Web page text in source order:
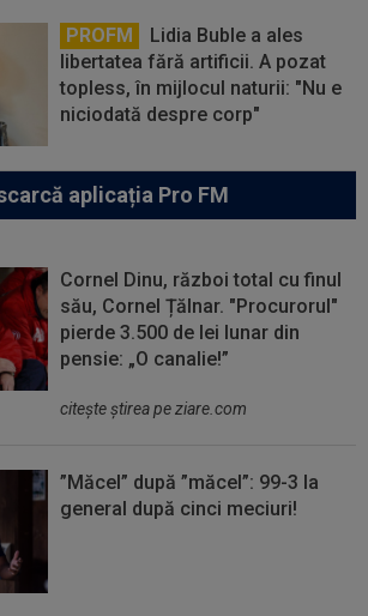
PROFM
Lidia Buble a ales
libertatea fără artificii. A pozat
topless, în mijlocul naturii: "Nu e
niciodată despre corp"
aplicația Pro FM
Cornel Dinu, război total cu finul
său, Cornel Țălnar. "Procurorul"
pierde 3.500 de lei lunar din
pensie: „O canalie!”
citeşte ştirea pe ziare.com
”Măcel” după ”măcel”: 99-3 la
general după cinci meciuri!